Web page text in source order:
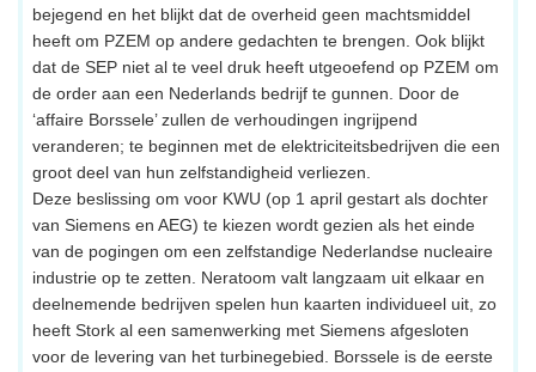
bejegend en het blijkt dat de overheid geen machtsmiddel
heeft om PZEM op andere gedachten te brengen. Ook blijkt
dat de SEP niet al te veel druk heeft utgeoefend op PZEM om
de order aan een Nederlands bedrijf te gunnen. Door de
‘affaire Borssele’ zullen de verhoudingen ingrijpend
veranderen; te beginnen met de elektriciteitsbedrijven die een
groot deel van hun zelfstandigheid verliezen.
Deze beslissing om voor KWU (op 1 april gestart als dochter
van Siemens en AEG) te kiezen wordt gezien als het einde
van de pogingen om een zelfstandige Nederlandse nucleaire
industrie op te zetten. Neratoom valt langzaam uit elkaar en
deelnemende bedrijven spelen hun kaarten individueel uit, zo
heeft Stork al een samenwerking met Siemens afgesloten
voor de levering van het turbinegebied. Borssele is de eerste